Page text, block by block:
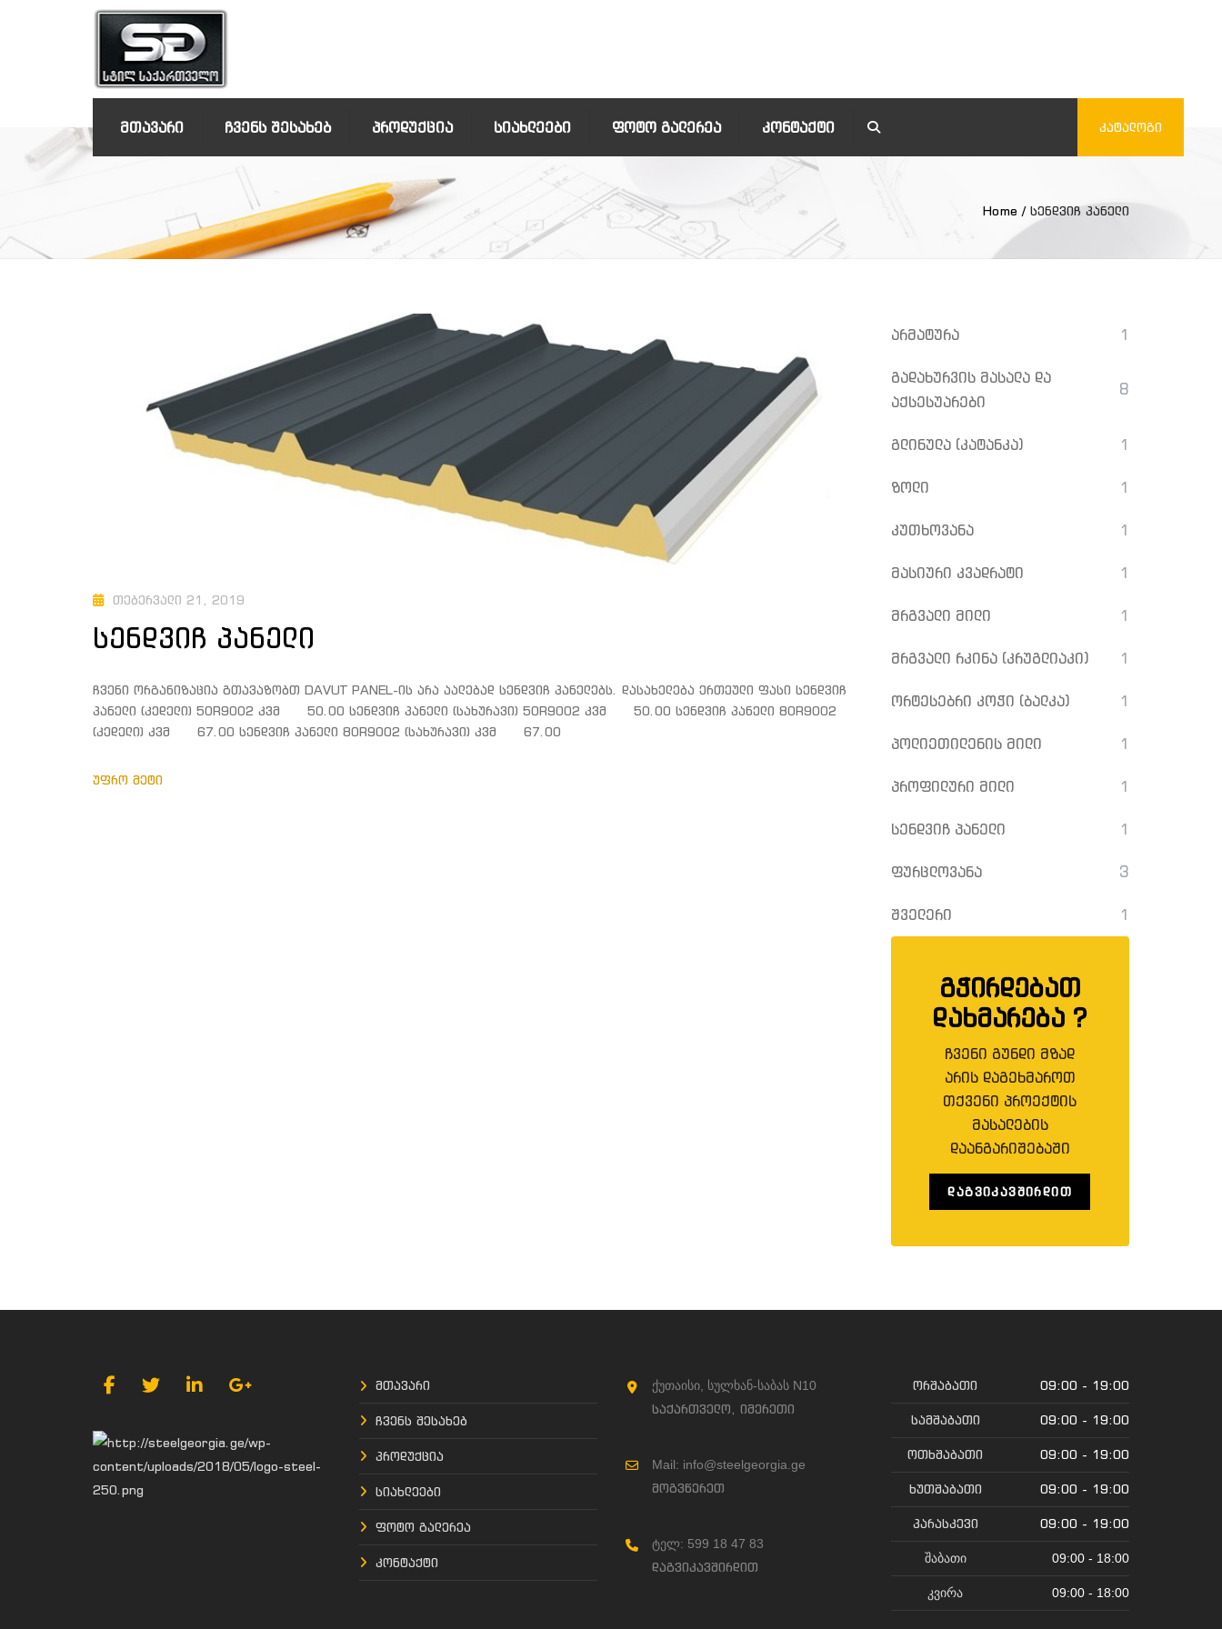
ᲛᲗᲐᲕᲐᲠᲘ ᲩᲕᲔᲜᲡ ᲨᲔᲡᲐᲮᲔᲑ ᲞᲠᲝᲓᲣᲥᲪᲘᲐ
არმატურა
გადახურვის მასალა და
ზოლი
მრგვალი რკინა
ორტესებრი კოჭი
პოლიეთილენის მილი
ᲡᲘᲐᲮᲚᲔᲔᲑᲘ ᲤᲝᲢᲝ ᲒᲐᲚᲔᲠᲔᲐ ᲙᲝᲜᲢᲐᲥᲢᲘ ᲙᲐᲢᲐᲚᲝᲒᲘ
Home სენდვიჩ პანელი
თებერვალი 21, 2019
სენდვიჩ პანელი
ჩვენი ორგანიზაცია გთავაზობთ DAVUT PANEL-ის არა აალებად სენდვიჩ პანელებს. დასახელება ერთეული ფასი სენდვიჩ
პანელი (კედელი) 50R9002 კვმ 50.00 სენდვიჩ პანელი (სახურავი) 50R9002 კვმ 50.00 სენდვიჩ პანელი 80R9002
(კედელი) კვმ 67.00 სენდვიჩ პანელი 80R9002 (სახურავი) კვმ 67.00
ᲣᲤᲠᲝ ᲛᲔᲢᲘ
არმატურა 1
გადახურვის მასალა და
აქსესუარები
8
გლინულა (კატანკა) 1
ზოლი 1
კუთხოვანა 1
მასიური კვადრატი 1
მრგვალი მილი 1
მრგვალი რკინა (კრუგლიაკი) 1
ორტესებრი კოჭი (ბალკა) 1
პოლიეთილენის მილი 1
პროფილური მილი 1
სენდვიჩ პანელი 1
ფურცლოვანა 3
შველერი 1
გჭირდებათ
დახმარება ?
ჩვენი გუნდი მზად
არის დაგეხმაროთ
თქვენი პროექტის
მასალების
დაანგარიშებაში
ᲓᲐᲒᲕᲘᲙᲐᲕᲨᲘᲠᲓᲘᲗ
მთავარი
ჩვენს შესახებ
პროდუქცია
სიახლეები
ფოტო გალერეა
კონტაქტი
ქუთაისი, სულხან-საბას N10
საქართველო, იმერეთი
Mail: info@steelgeorgia.ge
მოგვწერეთ
ტელ: 599 18 47 83
დაგვიკავშირდით
ორშაბათი 09:00 - 19:00
სამშაბათი 09:00 - 19:00
ოთხშაბათი 09:00 - 19:00
ხუთშაბათი 09:00 - 19:00
პარასკევი 09:00 - 19:00
შაბათი 09:00 - 18:00
კვირა 09:00 - 18:00